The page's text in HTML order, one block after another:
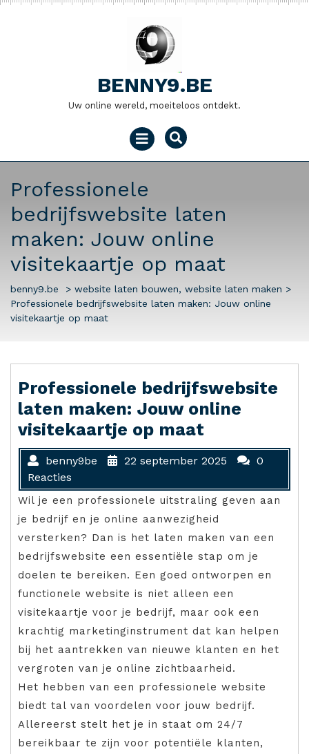
Naar
BENNY9.BE
Uw online wereld, moeiteloos ontdekt.
Menu
openen
Professionele
bedrijfswebsite laten
maken: Jouw online
visitekaartje op maat
benny9.be > website laten bouwen, website laten maken >
Professionele bedrijfswebsite laten maken: Jouw online
visitekaartje op maat
Professionele bedrijfswebsite
laten maken: Jouw online
visitekaartje op maat
benny9be 22 september 2025
0
Reacties
Wil je een professionele uitstraling geven aan
je bedrijf en je online aanwezigheid
versterken? Dan is het laten maken van een
bedrijfswebsite een essentiële stap om je
doelen te bereiken. Een goed ontworpen en
functionele website is niet alleen een
visitekaartje voor je bedrijf, maar ook een
krachtig marketinginstrument dat kan helpen
bij het aantrekken van nieuwe klanten en het
vergroten van je online zichtbaarheid.
Het hebben van een professionele website
biedt tal van voordelen voor jouw bedrijf.
Allereerst stelt het je in staat om 24/7
bereikbaar te zijn voor potentiële klanten,